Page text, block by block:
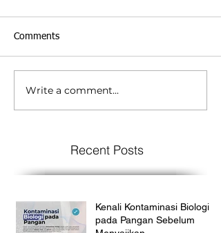
Comments
Write a comment...
Recent Posts
Kenali Kontaminasi Biologi
pada Pangan Sebelum